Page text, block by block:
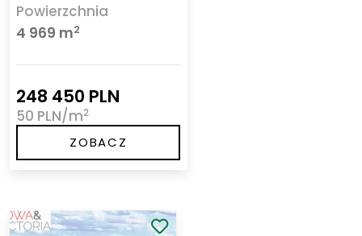
Powierzchnia
4 969 m2
248 450 PLN
50 PLN/m2
ZOBACZ